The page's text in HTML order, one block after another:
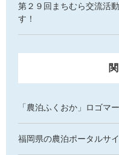
第２９回まちむら交流活
す！
「農泊ふくおか」ロゴマ
福岡県の農泊ポータルサ